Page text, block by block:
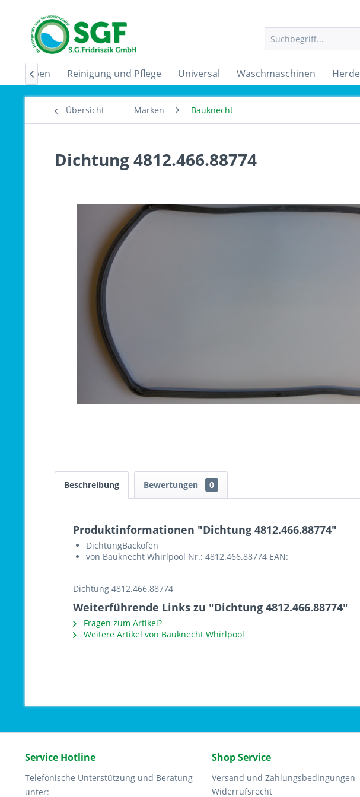
Reinigung und Pflege Universal Waschmaschinen Herde

Übersicht Marken Bauknecht
Dichtung 4812.466.88774
Beschreibung Bewertungen 0
Produktinformationen "Dichtung 4812.466.88774"
DichtungBackofen
von Bauknecht Whirlpool Nr.: 4812.466.88774 EAN:
Dichtung 4812.466.88774
Weiterführende Links zu "Dichtung 4812.466.88774"
Fragen zum Artikel?
Weitere Artikel von Bauknecht Whirlpool
Service Hotline
Telefonische Unterstützung und Beratung
unter:
Shop Service
Versand und Zahlungsbedingungen
Widerrufsrecht